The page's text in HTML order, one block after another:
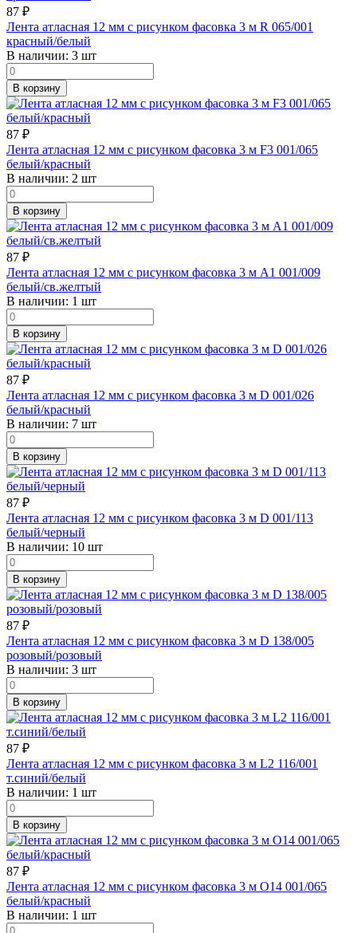
87 ₽
Лента атласная 12 мм с рисунком фасовка 3 м R 065/001
красный/белый
В наличии: 3 шт
В корзину
87 ₽
Лента атласная 12 мм с рисунком фасовка 3 м F3 001/065
белый/красный
В наличии: 2 шт
В корзину
87 ₽
Лента атласная 12 мм с рисунком фасовка 3 м A1 001/009
белый/св.желтый
В наличии: 1 шт
В корзину
87 ₽
Лента атласная 12 мм с рисунком фасовка 3 м D 001/026
белый/красный
В наличии: 7 шт
В корзину
87 ₽
Лента атласная 12 мм с рисунком фасовка 3 м D 001/113
белый/черный
В наличии: 10 шт
В корзину
87 ₽
Лента атласная 12 мм с рисунком фасовка 3 м D 138/005
розовый/розовый
В наличии: 3 шт
В корзину
87 ₽
Лента атласная 12 мм с рисунком фасовка 3 м L2 116/001
т.синий/белый
В наличии: 1 шт
В корзину
87 ₽
Лента атласная 12 мм с рисунком фасовка 3 м O14 001/065
белый/красный
В наличии: 1 шт